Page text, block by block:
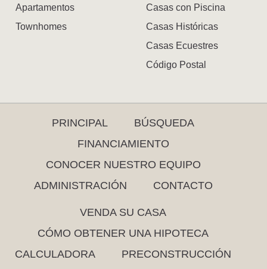
Apartamentos
Townhomes
Casas con Piscina
Casas Históricas
Casas Ecuestres
Código Postal
PRINCIPAL
BÚSQUEDA
FINANCIAMIENTO
CONOCER NUESTRO EQUIPO
ADMINISTRACIÓN
CONTACTO
VENDA SU CASA
CÓMO OBTENER UNA HIPOTECA
CALCULADORA
PRECONSTRUCCIÓN